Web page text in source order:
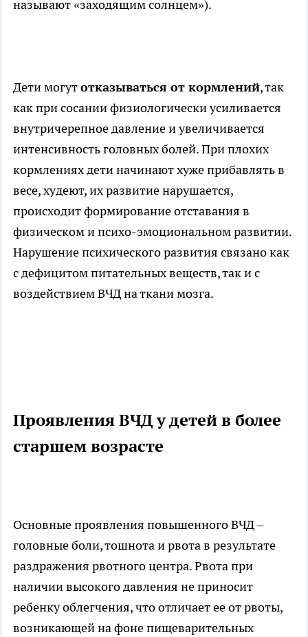
называют «заходящим солнцем»).
Дети могутотказываться от кормлений, так
как при сосании физиологически усиливается
внутричерепное давление и увеличивается
интенсивность головных болей. При плохих
кормлениях дети начинают хуже прибавлять в
весе, худеют, их развитие нарушается,
происходит формирование отставания в
физическом и психо-эмоциональном развитии.
Нарушение психического развития связано как
с дефицитом питательных веществ, так и с
воздействием ВЧД на ткани мозга.
Проявления ВЧД у детей в более
старшем возрасте
Основные проявления повышенного ВЧД –
головные боли, тошнота и рвота в результате
раздражения рвотного центра. Рвота при
наличии высокого давления не приносит
ребенку облегчения, что отличает ее от рвоты,
возникающей на фоне пищеварительных